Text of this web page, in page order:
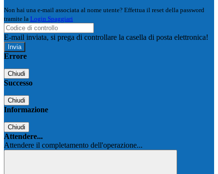
Non hai una e-mail associata al nome utente? Effettua il reset della password
tramite la Login Spaggiari
E-mail inviata, si prega di controllare la casella di posta elettronica!
Errore
Chiudi
Successo
Chiudi
Informazione
Chiudi
Attendere...
Attendere il completamento dell'operazione...